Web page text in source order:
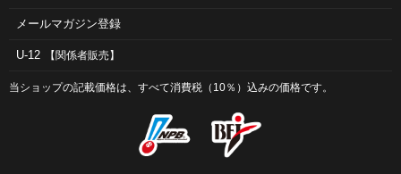
メールマガジン登録
U-12 【関係者販売】
当ショップの記載価格は、すべて消費税（10％）込みの価格です。